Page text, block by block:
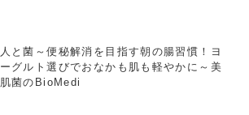
人と菌～便秘解消を目指す朝の腸習慣！ヨ
ーグルト選びでおなかも肌も軽やかに～美
肌菌のBioMedi